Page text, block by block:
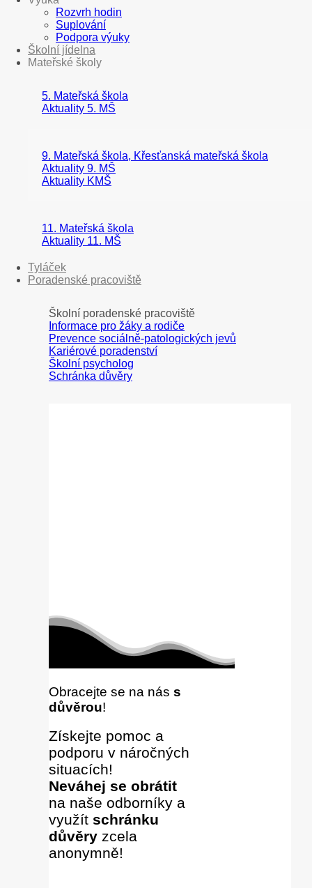
Rozvrh hodin
Suplování
Podpora výuky
Školní jídelna
Mateřské školy
5. Mateřská škola
Aktuality 5. MŠ
9. Mateřská škola, Křesťanská mateřská škola
Aktuality 9. MŠ
Aktuality KMŠ
11. Mateřská škola
Aktuality 11. MŠ
Tyláček
Poradenské pracoviště
Školní poradenské pracoviště
Informace pro žáky a rodiče
Prevence sociálně-patologických jevů
Kariérové poradenství
Školní psycholog
Schránka důvěry
Obracejte se na nás s
důvěrou!
Získejte pomoc a
podporu v náročných
situacích!
Neváhej se obrátit
na naše odborníky a
využít schránku
důvěry zcela
anonymně!